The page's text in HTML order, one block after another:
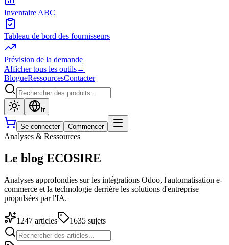
Inventaire ABC
Tableau de bord des fournisseurs
Prévision de la demande
Afficher tous les outils→
BlogueRessourcesContacter
fr
Se connecter Commencer
Analyses & Ressources
Le blog ECOSIRE
Analyses approfondies sur les intégrations Odoo, l'automatisation e-
commerce et la technologie derrière les solutions d'entreprise
propulsées par l'IA.
1247 articles 1635 sujets